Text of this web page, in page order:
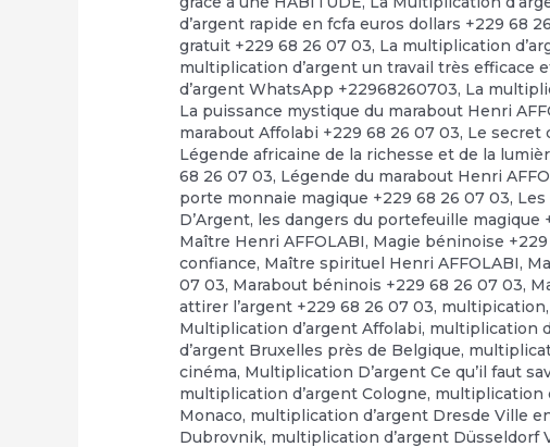
d’argent rapide en fcfa euros dollars +229 68
gratuit +229 68 26 07 03, La multiplication
multiplication d’argent un travail très efficace
d’argent WhatsApp +22968260703, La
La puissance mystique du marabout Henri
marabout Affolabi +229 68 26 07 03, Le secret
Légende africaine de la richesse et de la
68 26 07 03, Légende du marabout Henri
porte monnaie magique +229 68 26 07 03,
D’Argent, les dangers du portefeuille magique
Maître Henri AFFOLABI, Magie béninoise
confiance, Maître spirituel Henri AFFOLABI,
07 03, Marabout béninois +229 68 26 07 03,
attirer l’argent +229 68 26 07 03, multipication,
Multiplication d’argent Affolabi, multiplication
d’argent Bruxelles près de Belgique,
cinéma, Multiplication D’argent Ce qu’il faut
multiplication d’argent Cologne, multiplication
Monaco, multiplication d’argent Dresde Ville
Dubrovnik, multiplication d’argent Düsseldorf